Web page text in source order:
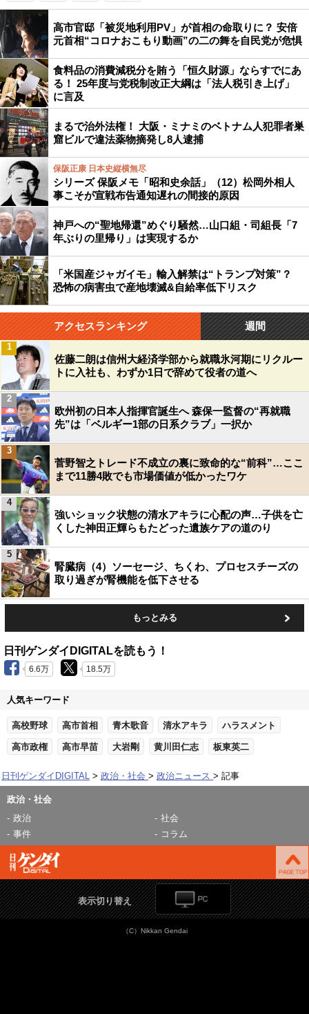
高市官邸「被災地利用PV」が首相の命取りに？ 安倍
元首相“コロナおこもり動画”の二の舞を自民党が危惧
食料品の消費減税分を賄う「恒久財源」ならすでにあ
る！ 25年度与党税制改正大綱は「法人税引き上げ」
に言及
まるで治外法権！ 大阪・ミナミのベトナム人犯罪者巣
窟ビルで違法薬物摘発し8人逮捕
保阪正康 日本史縦横無尽
シリーズ 保阪メモ「昭和史余話」（12）松岡外相人
事こそが宣戦布告通知遅れの間接的原因
神戸への“聖地帰還”めぐり騒然…山口組・司組長「7
年ぶりの里帰り」は実現するか
「米国産ジャガイモ」輸入解禁は“トランプ対策”？
恐怖の病害虫で産地壊滅&自給率低下リスク
アクセスランキング 週間
佐藤二朗は信州大経済学部から就職氷河期にリクルー
トに入社も、わずか1日で辞めて役者の道へ
1
欧州初の日本人指揮官誕生へ 森保一監督の“再就職
先”は「ベルギー1部の日系クラブ」一択か
2
菅野智之トレード不成立の裏に致命的な“前科”…ここ
まで11勝4敗でも市場価値が低かったワケ
3
強いショック状態の清水アキラに心配の声…子供を亡
くした神田正輝らもたどった遺族ケアの道のり
4
腎臓病（4）ソーセージ、ちくわ、プロセスチーズの
取り過ぎが腎機能を低下させる
5
もっとみる
日刊ゲンダイDIGITALを読もう！
6.6万 18.5万
人気キーワード
高校野球 高市首相 青木歌音 清水アキラ ハラスメント
高市政権 高市早苗 大岩剛 黄川田仁志 板東英二
日刊ゲンダイDIGITAL 政治・社会 政治ニュース 記事
政治・社会
政治
社会
事件
コラム
表示切り替え
（C）Nikkan Gendai